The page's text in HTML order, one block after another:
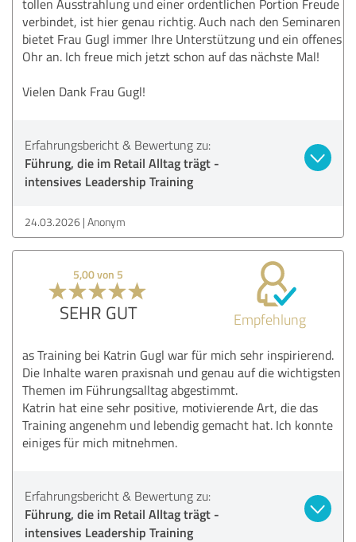
tollen Ausstrahlung und einer ordentlichen Portion Freude
verbindet, ist hier genau richtig. Auch nach den Seminaren
bietet Frau Gugl immer Ihre Unterstützung und ein offenes
Ohr an. Ich freue mich jetzt schon auf das nächste Mal!
Vielen Dank Frau Gugl!
Erfahrungsbericht & Bewertung zu:
Führung, die im Retail Alltag trägt -
intensives Leadership Training
24.03.2026 Anonym
5,00 von 5
SEHR GUT Empfehlung
as Training bei Katrin Gugl war für mich sehr inspirierend.
Die Inhalte waren praxisnah und genau auf die wichtigsten
Themen im Führungsalltag abgestimmt.
Katrin hat eine sehr positive, motivierende Art, die das
Training angenehm und lebendig gemacht hat. Ich konnte
einiges für mich mitnehmen.
Erfahrungsbericht & Bewertung zu:
Führung, die im Retail Alltag trägt -
intensives Leadership Training